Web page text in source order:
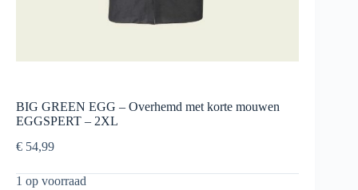
BIG GREEN EGG – Overhemd met korte mouwen
EGGSPERT – 2XL
€ 54,99
1 op voorraad